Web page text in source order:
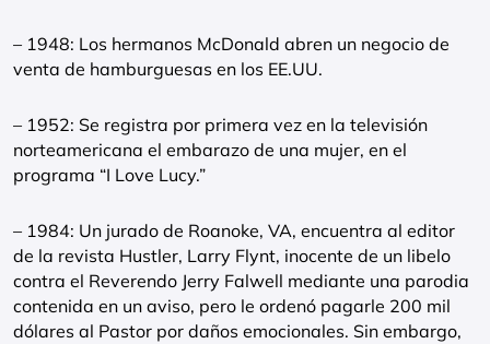
– 1948: Los hermanos McDonald abren un negocio de
venta de hamburguesas en los EE.UU.
– 1952: Se registra por primera vez en la televisión
norteamericana el embarazo de una mujer, en el
programa “I Love Lucy.”
– 1984: Un jurado de Roanoke, VA, encuentra al editor
de la revista Hustler, Larry Flynt, inocente de un libelo
contra el Reverendo Jerry Falwell mediante una parodia
contenida en un aviso, pero le ordenó pagarle 200 mil
dólares al Pastor por daños emocionales. Sin embargo,